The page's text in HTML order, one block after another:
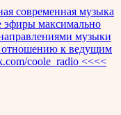
современная музыка
эфиры максимально
музыки
отношению к ведущим
coole_radio <<<<